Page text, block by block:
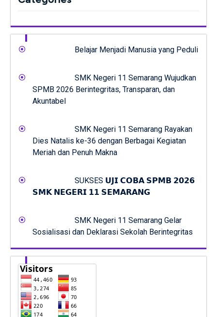
Belajar Menjadi Manusia yang Peduli
SMK Negeri 11 Semarang Wujudkan
SPMB 2026 Berintegritas, Transparan, dan
Akuntabel
SMK Negeri 11 Semarang Rayakan
Dies Natalis ke-36 dengan Berbagai Kegiatan
Meriah dan Penuh Makna
SUKSES 𝗨𝗝𝗜 𝗖𝗢𝗕𝗔 𝗦𝗣𝗠𝗕 𝟮𝟬𝟮𝟲
𝗦𝗠𝗞 𝗡𝗘𝗚𝗘𝗥𝗜 𝟭𝟭 𝗦𝗘𝗠𝗔𝗥𝗔𝗡𝗚
SMK Negeri 11 Semarang Gelar
Sosialisasi dan Deklarasi Sekolah Berintegritas